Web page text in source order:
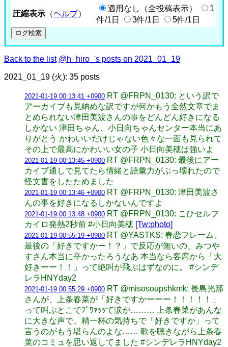
圧縮表示 （ヘルプ）
適用なし（全投稿表示）
1
件/1日
3件/1日 5件/1日
Back to the list @h_hiro_'s posts on 2021_01_19
2021_01_19 (火): 35 posts
2021-01-19 00:13:41 +0900 RT @FRPN_0130: という訳で
アーカイブも見納めな訳ですが何かもう全然文章でま
とめられない津田美波さんの事をどんどん好きになる
しかない 津田ちゃん、小日向ちゃんセンター本当にあ
りがとう かわいいだけじゃない色々な一面も見られて
その上で最高にかわいい女の子 小日向美穂は強いよ
2021-01-19 00:13:45 +0900 RT @FRPN_0130: 最後にアー
カイブ通しで見てたら情緒と語彙力がぶっ壊れたので
怪文書をしたためました
2021-01-19 00:13:46 +0900 RT @FRPN_0130: 津田美波さ
んの事を好きになるしかないんですよ
2021-01-19 00:13:48 +0900 RT @FRPN_0130: こひセルフ
カイロ発熱2秒前 #小日向美穂 [Tw:photo]
2021-01-19 00:55:19 +0900 RT @YASTKS: 春恋フレーム、
最後の「好きですかー！？」で反応が無いの、みつや
すさん本当に辛かったろうなあ 本当なら客席から「大
好きーー！！」って絶叫が飛ぶはずなのに。 #シンデ
レラHNYday2
2021-01-19 00:55:29 +0900 RT @misosoupshkmk: 長島光那
さんが、上条春菜が「好きですかーーー！！！！！」
って叫ぶとこでﾌﾞﾜｧｯｯて涙が……… 上条春菜があんな
に大きな声で、精一杯の気持ちで「好きですか」って
言うのがもう堪らんのよな…… 歌を聴きながら上条春
菜のコミュを思い返してました #シンデレラHNYday2